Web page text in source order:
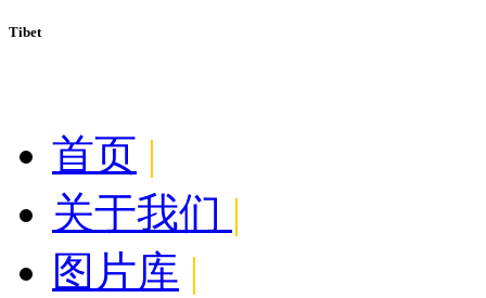
Tibet
首页 |
关于我们 |
图片库 |